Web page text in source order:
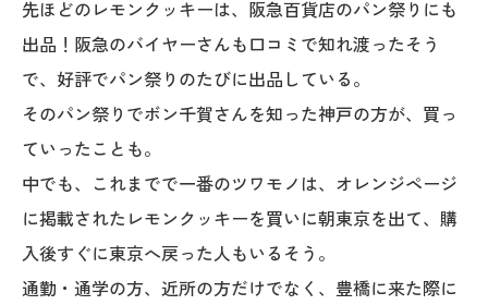
先ほどのレモンクッキーは、阪急百貨店のパン祭りにも
出品！阪急のバイヤーさんも口コミで知れ渡ったそう
で、好評でパン祭りのたびに出品している。
そのパン祭りでボン千賀さんを知った神戸の方が、買っ
ていったことも。
中でも、これまでで一番のツワモノは、オレンジページ
に掲載されたレモンクッキーを買いに朝東京を出て、購
入後すぐに東京へ戻った人もいるそう。
通勤・通学の方、近所の方だけでなく、豊橋に来た際に